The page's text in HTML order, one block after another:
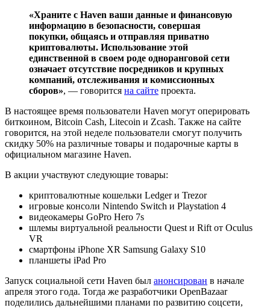
«Храните с Haven ваши данные и финансовую
информацию в безопасности, совершая
покупки, общаясь и отправляя приватно
криптовалюты. Использование этой
единственной в своем роде одноранговой сети
означает отсутствие посредников и крупных
компаний, отслеживания и комиссионных
сборов», — говорится на сайте проекта.
В настоящее время пользователи Haven могут оперировать
биткоином, Bitcoin Cash, Litecoin и Zcash. Также на сайте
говорится, на этой неделе пользователи смогут получить
скидку 50% на различные товары и подарочные карты в
официальном магазине Haven.
В акции участвуют следующие товары:
криптовалютные кошельки Ledger и Trezor
игровые консоли Nintendo Switch и Playstation 4
видеокамеры GoPro Hero 7s
шлемы виртуальной реальности Quest и Rift от Oculus
VR
смартфоны iPhone XR Samsung Galaxy S10
планшеты iPad Pro
Запуск социальной сети Haven был анонсирован в начале
апреля этого года. Тогда же разработчики OpenBazaar
поделились дальнейшими планами по развитию соцсети,